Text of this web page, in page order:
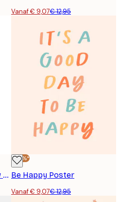
Vanaf € 9,07€ 12,95
Yesterday now tomorrow Poster
-30%*
Be Happy Poster
Vanaf € 9,07€ 12,95